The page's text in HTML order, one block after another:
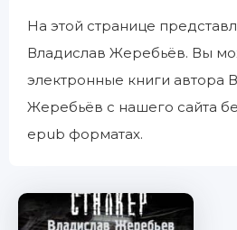
На этой странице
Владислав Жеребьёв. Вы
электронные книги автора
Жеребьёв с нашего сайта
epub форматах.